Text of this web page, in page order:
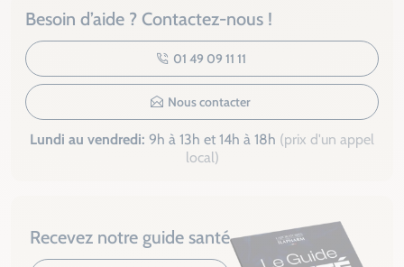
Besoin d’aide ? Contactez-nous !
01 49 09 11 11
Nous contacter
Lundi au vendredi: 9h à 13h et 14h à 18h (prix d'un appel
local)
Recevez notre guide santé